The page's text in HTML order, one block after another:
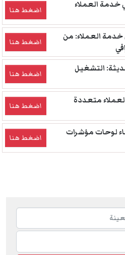
خدمة العملاء
اضغط هنا
خدمة العملاء: من
اضغط هنا
التشغيل
اضغط هنا
متعددة
اضغط هنا
لوحات مؤشرات
اضغط هنا